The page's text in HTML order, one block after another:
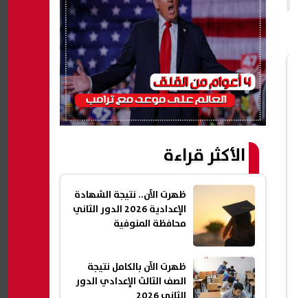
الأكثر قراءة
ظهرت الآن.. نتيجة الشهادة
الإعدادية 2026 الدور الثاني
محافظة المنوفية
ظهرت الآن بالكامل نتيجة
الصف الثالث الإعدادي الدور